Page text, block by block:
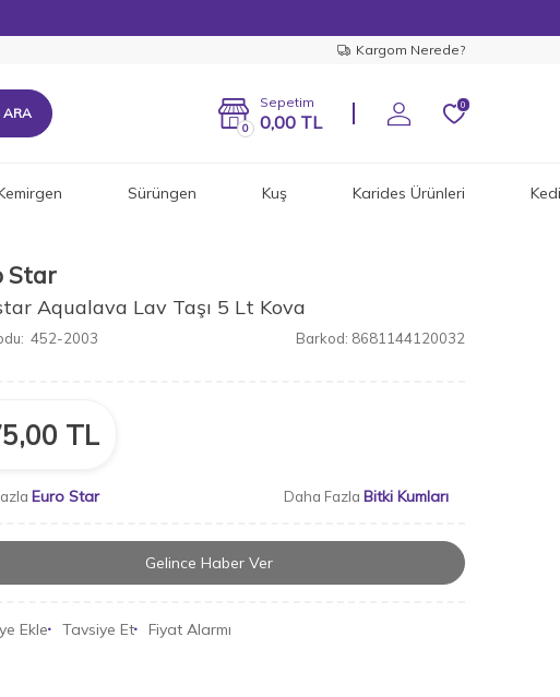
Kargom Nerede?
ARA
0
Sepetim
0,00 TL
0
Sürüngen Kuş Karides Ürünleri Kedi
Star
Aqualava Lav Taşı 5 Lt Kova
452-2003 Barkod: 8681144120032
TL
Euro Star Daha Fazla Bitki Kumları
Gelince Haber Ver
Ekle Tavsiye Et Fiyat Alarmı